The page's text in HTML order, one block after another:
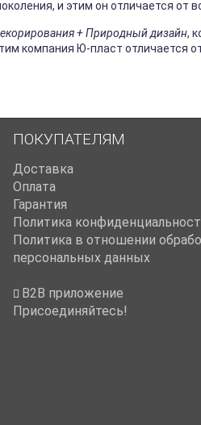
и этим он отличается от
+ Природный дизайн,
компания Ю-пласт отличается
ПОКУПАТЕЛЯМ
Доставка
Оплата
Гарантия
Политика
Политика в отношении
персональных данных
B2B приложение
Присоединяйтесь!